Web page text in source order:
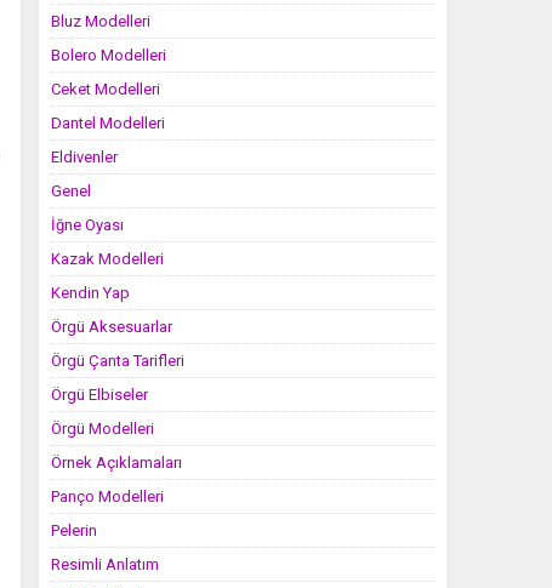
Bluz Modelleri
Bolero Modelleri
Ceket Modelleri
Dantel Modelleri
Eldivenler
Genel
İğne Oyası
Kazak Modelleri
Kendin Yap
Örgü Aksesuarlar
Örgü Çanta Tarifleri
Örgü Elbiseler
Örgü Modelleri
Örnek Açıklamaları
Panço Modelleri
Pelerin
Resimli Anlatım